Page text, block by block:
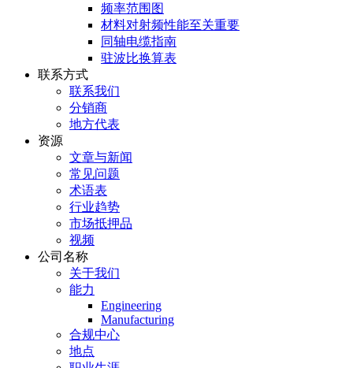
频率范围图
材料对射频性能至关重要
同轴电缆指南
驻波比换算表
联系方式
联系我们
分销商
地方代表
资源
文章与新闻
常见问题
术语表
行业趋势
市场抵押品
视频
公司名称
关于我们
能力
Engineering
Manufacturing
合规中心
地点